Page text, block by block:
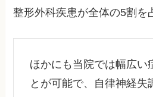
整形外科疾患が全体の5割を
ほかにも当院では幅広い
とが可能で、自律神経失